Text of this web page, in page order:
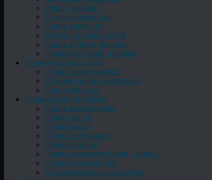
улица Чкалова
Скупка запчастей
Сдать запчасти
Выкуп автозапчастей
Сдать старую технику
Прием бытовой техники
Прием черного лома
Приём лома железа
Отходы черных металлов
Сдать чёрный
Прием цветного лома
Сдать металлолом
Сдача жести
Прием меди
Прием алюминия
Прием латуни
Прием аккумуляторов, свинца
Прием нержавейки
Отходы цветных металлов